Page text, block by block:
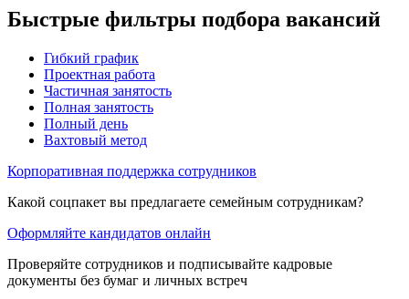
Быстрые фильтры подбора вакансий
Гибкий график
Проектная работа
Частичная занятость
Полная занятость
Полный день
Вахтовый метод
Корпоративная поддержка сотрудников
Какой соцпакет вы предлагаете семейным сотрудникам?
Оформляйте кандидатов онлайн
Проверяйте сотрудников и подписывайте кадровые
документы без бумаг и личных встреч